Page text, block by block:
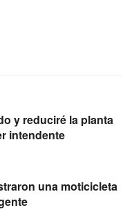
y reduciré la planta
intendente
una moticicleta